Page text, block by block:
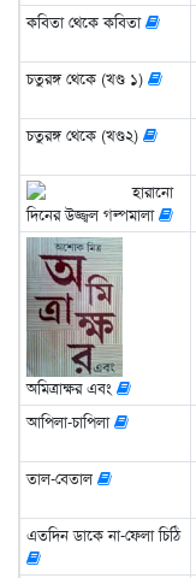
কবিতা থেকে কবিতা
চতুরঙ্গ থেকে (খণ্ড ১)
চতুরঙ্গ থেকে (খণ্ড২)
হারানো
দিনের উজ্জ্বল গল্পমালা
অমিত্রাক্ষর এবং
আপিলা-চাপিলা
তাল-বেতাল
এতদিন ডাকে না-ফেলা চিঠি